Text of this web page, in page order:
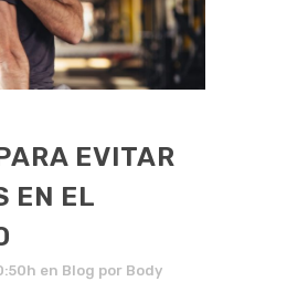
EVITAR
EN EL
en Blog por Body